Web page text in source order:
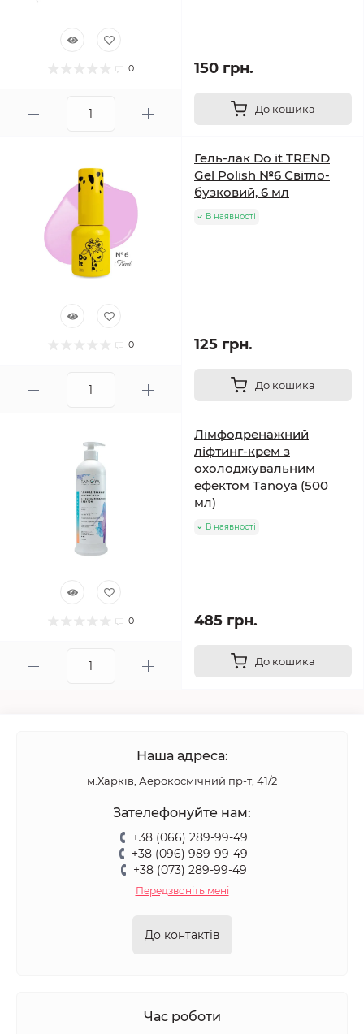
0 150 грн.
До кошика
0
Гель-лак Do it TREND
Gel Polish №6 Світло-
бузковий, 6 мл
В наявності
125 грн.
До кошика
0
Лімфодренажний
ліфтинг-крем з
охолоджувальним
ефектом Tanoya (500
мл)
В наявності
485 грн.
До кошика
Наша адреса:
м.Харків, Аерокосмічний пр-т, 41/2
Зателефонуйте нам:
+38 (066) 289-99-49
+38 (096) 989-99-49
+38 (073) 289-99-49
Передзвоніть мені
До контактів
Час роботи